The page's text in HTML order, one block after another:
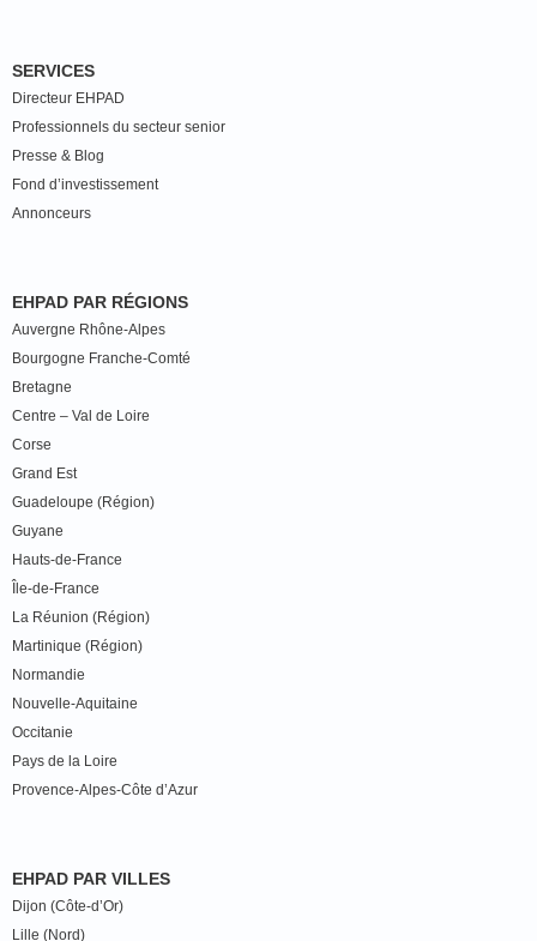
SERVICES
Directeur EHPAD
Professionnels du secteur senior
Presse & Blog
Fond d’investissement
Annonceurs
EHPAD PAR RÉGIONS
Auvergne Rhône-Alpes
Bourgogne Franche-Comté
Bretagne
Centre – Val de Loire
Corse
Grand Est
Guadeloupe (Région)
Guyane
Hauts-de-France
Île-de-France
La Réunion (Région)
Martinique (Région)
Normandie
Nouvelle-Aquitaine
Occitanie
Pays de la Loire
Provence-Alpes-Côte d’Azur
EHPAD PAR VILLES
Dijon (Côte-d’Or)
Lille (Nord)